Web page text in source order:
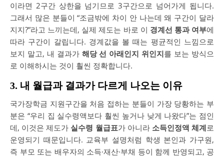
이라면 2구간 상한을 넘기므로 3구간으로 넘어가게 됩니다.
그래서 많은 분들이 “조금밖에 차이 안 나는데 왜 구간이 달라
지지?”라고 느끼는데, 실제 제도는 바로 이 경계선 통과 여부에
따라 구간이 갈립니다. 경계값을 볼 때는 평균적인 느낌으로
보지 말고, 내 결과가 해당 선 아래인지 위인지를 보는 방식으
로 이해하시는 것이 훨씬 정확합니다.
3. 내 월급과 결과가 다르게 나오는 이유
국가장학금 지원구간을 처음 접하는 분들이 가장 당황하는 부
분은 “우리 집 실수령액보다 훨씬 높거나 낮게 나왔다”는 점인
데, 이것은 제도가 실수령 월급표가 아니라 소득인정액 체계로
운영되기 때문입니다. 교육부 설명처럼 학생 본인과 가구원,
즉 부모 또는 배우자의 소득·재산·부채 등이 함께 반영되고, 공